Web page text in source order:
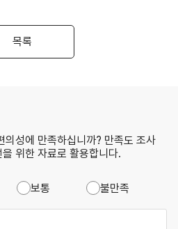
목록
의성에 만족하십니까? 만족도 조사
위한 자료로 활용합니다.
보통
불만족